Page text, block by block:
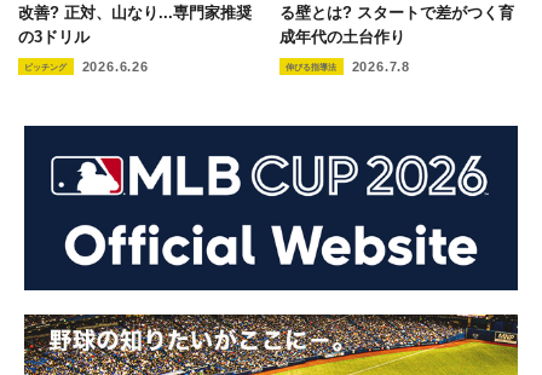
改善? 正対、山なり...専門家推奨
の3ドリル
ピッチング 2026.6.26
る壁とは? スタートで差がつく育
成年代の土台作り
伸びる指導法 2026.7.8